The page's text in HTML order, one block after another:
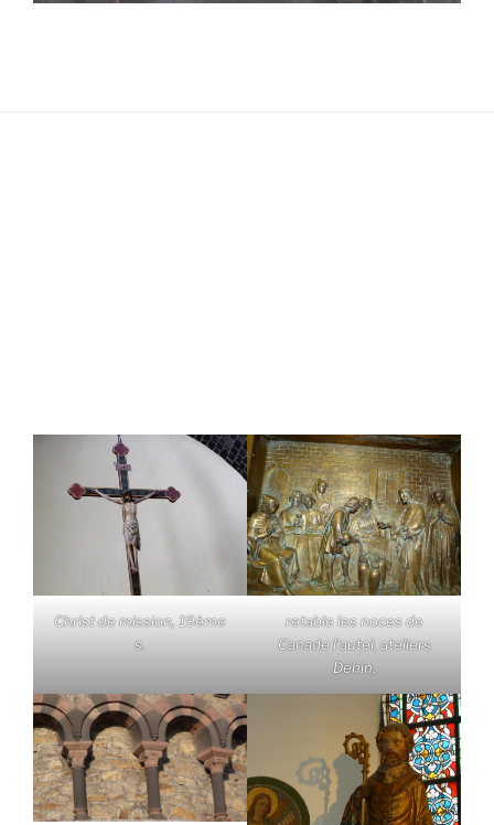
Christ de mission, 19ème
s.
retable les noces de
Canade l'autel, ateliers
Dehin,